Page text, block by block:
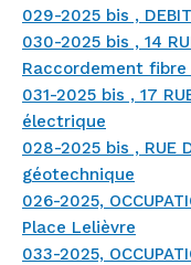
029-2025 bis ,
030-2025 bis , 14
Raccordement
031-2025 bis , 17
électrique
028-2025 bis , RUE
géotechnique
026-2025,
Place Lelièvre
033-2025,